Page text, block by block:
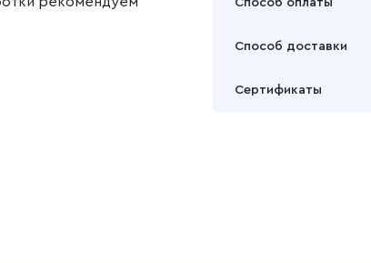
Способ доставки
или через
Сертификаты